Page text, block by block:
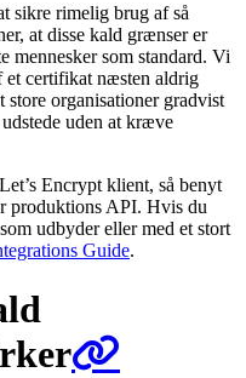
sikre rimelig brug af så
at disse kald grænser er
mennesker som standard. Vi
et certifikat næsten aldrig
store organisationer gradvist
uden at kræve
Encrypt klient, så benyt
produktions API. Hvis du
udbyder eller med et stort
Guide.